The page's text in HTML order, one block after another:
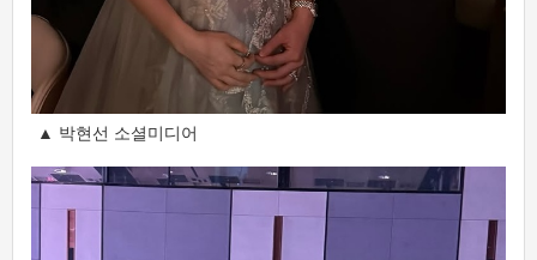
▲ 박현선 소셜미디어